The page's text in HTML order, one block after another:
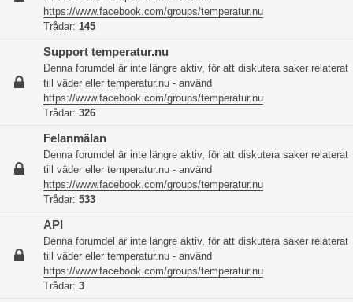
https://www.facebook.com/groups/temperatur.nu
Trådar: 145
Support temperatur.nu
Denna forumdel är inte längre aktiv, för att diskutera saker relaterat
till väder eller temperatur.nu - använd
https://www.facebook.com/groups/temperatur.nu
Trådar: 326
Felanmälan
Denna forumdel är inte längre aktiv, för att diskutera saker relaterat
till väder eller temperatur.nu - använd
https://www.facebook.com/groups/temperatur.nu
Trådar: 533
API
Denna forumdel är inte längre aktiv, för att diskutera saker relaterat
till väder eller temperatur.nu - använd
https://www.facebook.com/groups/temperatur.nu
Trådar: 3